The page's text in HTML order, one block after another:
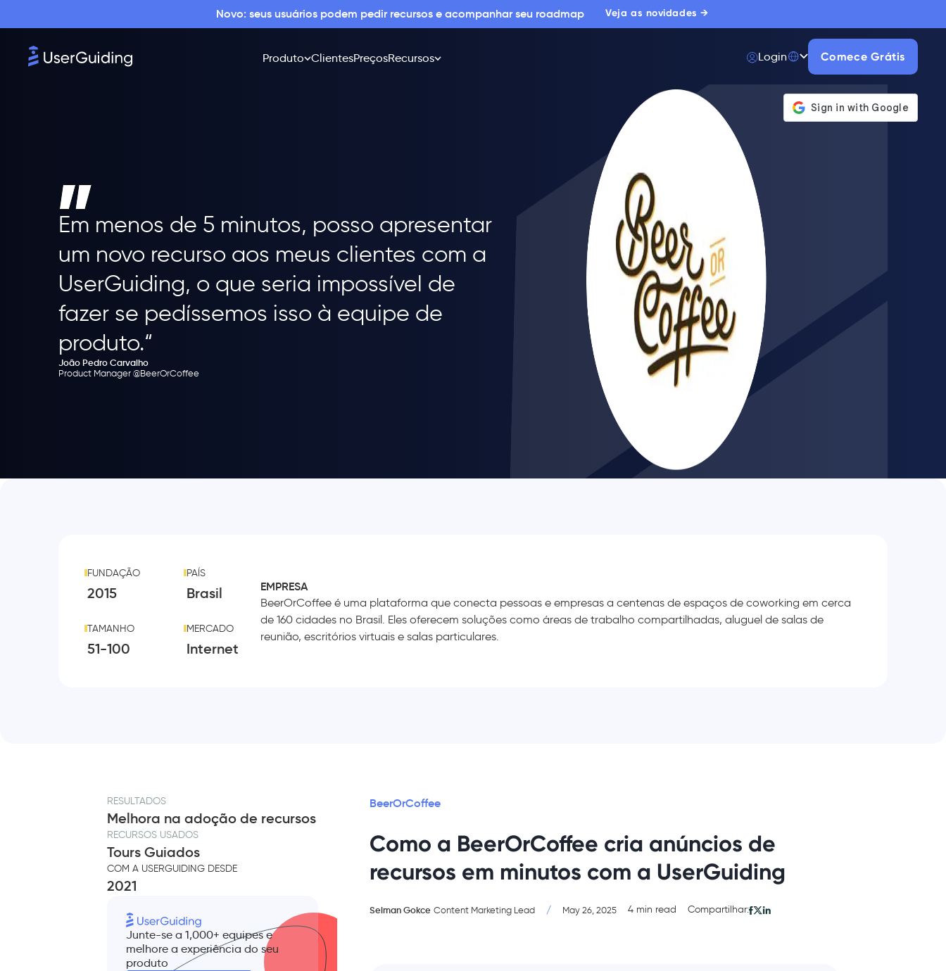
Novo: seus usuários podem pedir recursos e acompanhar seu roadmap Veja as novidades →
Produto ClientesPreçosRecursos Login Comece Grátis
Em menos de 5 minutos, posso apresentar
um novo recurso aos meus clientes com a
UserGuiding, o que seria impossível de
fazer se pedíssemos isso à equipe de
produto.“
João Pedro Carvalho
Product Manager @BeerOrCoffee
FUNDAÇÃO
2015
PAÍS
Brasil
TAMANHO
51-100
MERCADO
Internet
EMPRESA
BeerOrCoffee é uma plataforma que conecta pessoas e empresas a centenas de espaços de coworking em cerca
de 160 cidades no Brasil. Eles oferecem soluções como áreas de trabalho compartilhadas, aluguel de salas de
reunião, escritórios virtuais e salas particulares.
RESULTADOS
Melhora na adoção de recursos
RECURSOS USADOS
Tours Guiados
COM A USERGUIDING DESDE
2021
Junte-se a 1,000+ equipes e
melhore a experiência do seu
produto
BeerOrCoffee
Como a BeerOrCoffee cria anúncios de
recursos em minutos com a UserGuiding
Selman Gokce Content Marketing Lead / May 26, 2025 4 min read Compartilhar: